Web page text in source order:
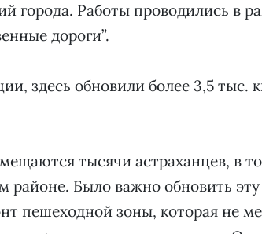
города. Работы проводились в
дороги”.
здесь обновили более 3,5 тыс.
тысячи астраханцев, в
районе. Было важно обновить эту
пешеходной зоны, которая не